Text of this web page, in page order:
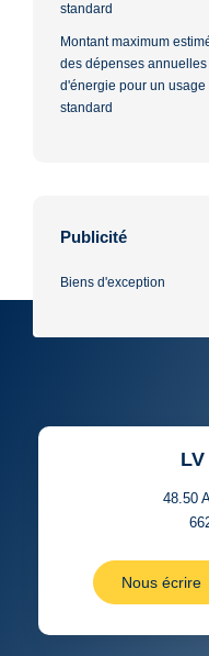
standard
Montant maximum
des dépenses annuelles
d'énergie pour un usage
standard
Publicité
Biens d'exception
48.50
Nous écrire